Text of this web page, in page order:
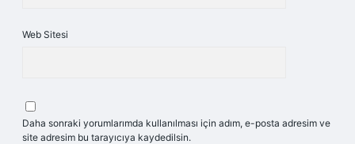
Web Sitesi
Daha sonraki yorumlarımda kullanılması için adım, e-posta adresim ve
site adresim bu tarayıcıya kaydedilsin.